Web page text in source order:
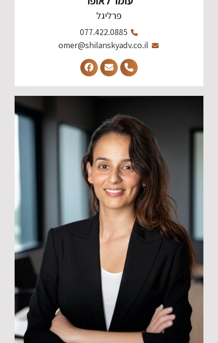
פרליגל
077.422.0885
omer@shilanskyadv.co.il​